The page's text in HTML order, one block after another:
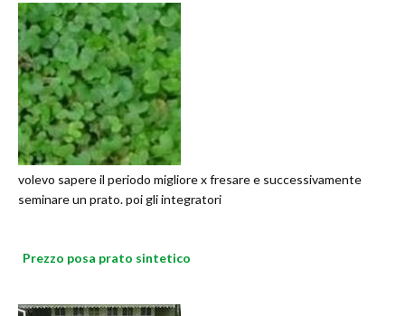
volevo sapere il periodo migliore x fresare e successivamente
seminare un prato. poi gli integratori
Prezzo posa prato sintetico